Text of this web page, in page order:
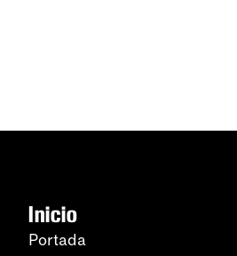
Inicio
Portada